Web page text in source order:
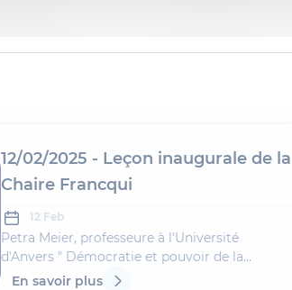
12/02/2025 - Leçon inaugurale de la
Chaire Francqui
12 Feb
Petra Meier, professeure à l'Université
d'Anvers " Démocratie et pouvoir de la
représentation "Ouverture de la séance : Olivier
En savoir plus